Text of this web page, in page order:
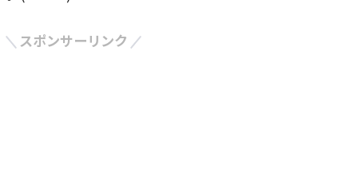
スポンサーリンク